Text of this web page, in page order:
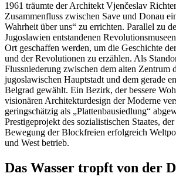
1961 träumte der Architekt Vjenčeslav
Zusammenfluss zwischen Save und Donau
Wahrheit über uns“ zu errichten. Parallel zu
Jugoslawien entstandenen
Ort geschaffen werden, um die Geschichte
und der Revolutionen zu erzählen. Als
Flussniederung zwischen dem alten Zentrum
jugoslawischen Hauptstadt und dem gerade
Belgrad gewählt. Ein Bezirk, der bessere
visionären Architekturdesign der Moderne
geringschätzig als „Plattenbausiedlung“
Prestigeprojekt des sozialistischen Staates,
Bewegung der Blockfreien erfolgreich
und West betrieb.
Das Wasser tropft von der